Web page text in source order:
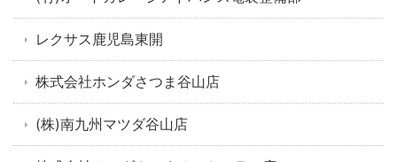
レクサス鹿児島東開
株式会社ホンダさつま谷山店
(株)南九州マツダ谷山店